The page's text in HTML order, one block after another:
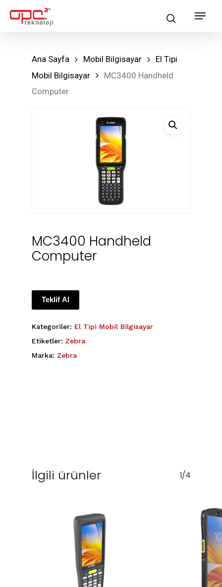
searchMenu
Ana Sayfa Mobil Bilgisayar
El Tipi
Mobil Bilgisayar
MC3400 Handheld
Computer
MC3400 Handheld
Computer
Teklif Al
Kategoriler: El Tipi Mobil Bilgisayar
Etiketler: Zebra
Marka: Zebra
İlgili ürünler 1/4